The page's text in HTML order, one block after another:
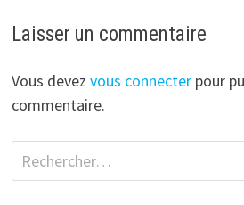
Laisser un commentaire
Vous devez vous connecterpour
commentaire.
Rechercher :